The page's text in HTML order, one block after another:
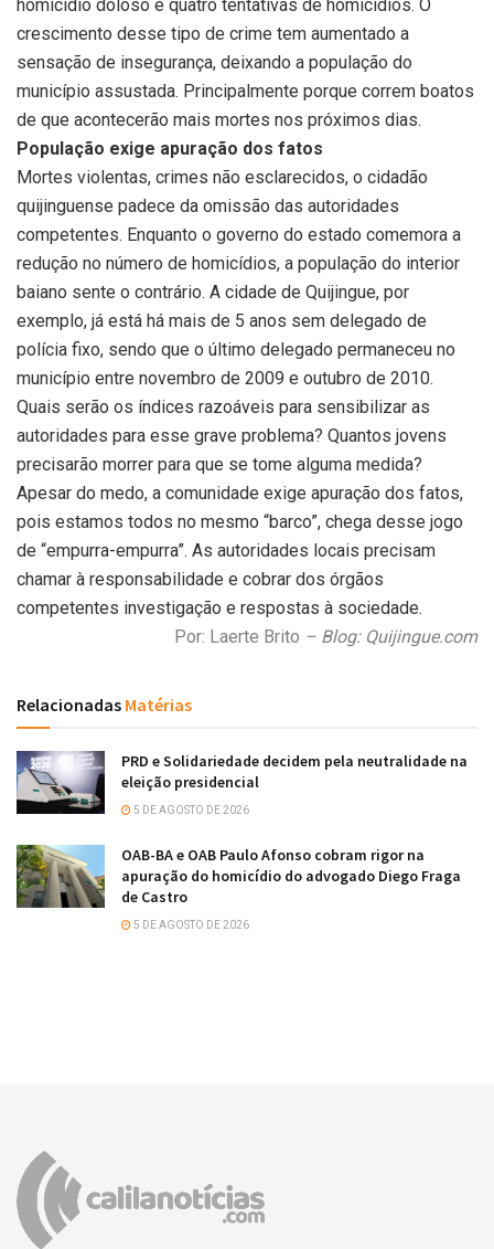
homicídio doloso e quatro tentativas de homicídios. O
crescimento desse tipo de crime tem aumentado a
sensação de insegurança, deixando a população do
município assustada. Principalmente porque correm boatos
de que acontecerão mais mortes nos próximos dias.
População exige apuração dos fatos
Mortes violentas, crimes não esclarecidos, o cidadão
quijinguense padece da omissão das autoridades
competentes. Enquanto o governo do estado comemora a
redução no número de homicídios, a população do interior
baiano sente o contrário. A cidade de Quijingue, por
exemplo, já está há mais de 5 anos sem delegado de
polícia fixo, sendo que o último delegado permaneceu no
município entre novembro de 2009 e outubro de 2010.
Quais serão os índices razoáveis para sensibilizar as
autoridades para esse grave problema? Quantos jovens
precisarão morrer para que se tome alguma medida?
Apesar do medo, a comunidade exige apuração dos fatos,
pois estamos todos no mesmo “barco”, chega desse jogo
de “empurra-empurra”. As autoridades locais precisam
chamar à responsabilidade e cobrar dos órgãos
competentes investigação e respostas à sociedade.
Por: Laerte Brito – Blog: Quijingue.com
Relacionadas Matérias
PRD e Solidariedade decidem pela neutralidade na
eleição presidencial
5 DE AGOSTO DE 2026
OAB-BA e OAB Paulo Afonso cobram rigor na
apuração do homicídio do advogado Diego Fraga
de Castro
5 DE AGOSTO DE 2026